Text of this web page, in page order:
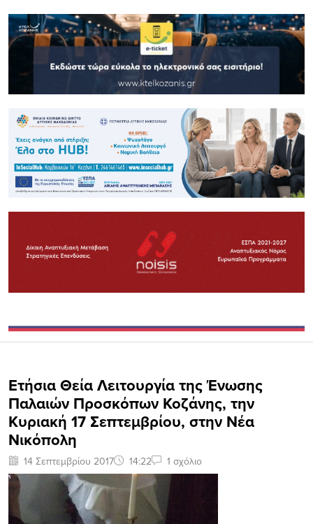
Ετήσια Θεία Λειτουργία της Ένωσης
Παλαιών Προσκόπων Κοζάνης, την
Κυριακή 17 Σεπτεμβρίου, στην Νέα
Νικόπολη
14 Σεπτεμβρίου 2017 14:22 1 σχόλιο